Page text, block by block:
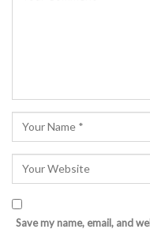
Save my name, email, and